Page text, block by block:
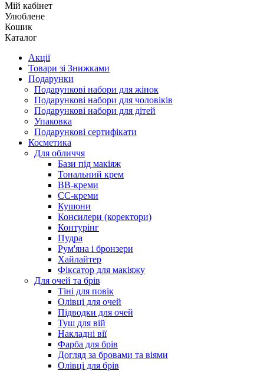
Мій кабінет
Улюблене
Кошик
Каталог
Акції
Товари зі Знижками
Подарунки
Подарункові набори для жінок
Подарункові набори для чоловіків
Подарункові набори для дітей
Упаковка
Подарункові сертифікати
Косметика
Для обличчя
Бази під макіяж
Тональний крем
BB-креми
CC-креми
Кушони
Консилери (коректори)
Контурінг
Пудра
Рум'яна і бронзери
Хайлайтер
Фіксатор для макіяжу
Для очей та брів
Тіні для повік
Олівці для очей
Підводки для очей
Туш для вій
Накладні вії
Фарба для брів
Догляд за бровами та віями
Олівці для брів